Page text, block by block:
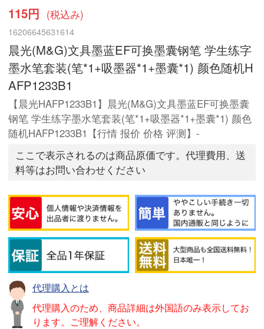
115円 (税込み)
16206645631614
晨光(M&G)文具墨蓝EF可换墨囊钢笔 学生练字
墨水笔套装(笔*1+吸墨器*1+墨囊*1) 颜色随机H
AFP1233B1
【晨光HAFP1233B1】晨光(M&G)文具墨蓝EF可换墨囊
钢笔 学生练字墨水笔套装(笔*1+吸墨器*1+墨囊*1) 颜色
随机HAFP1233B1【行情 报价 价格 评测】-
ここで表示されるのは商品原価です。代理費用、送
料等はお問い合わせください
代理購入とは
代理購入のため、商品詳細は外国語のみ表示してお
ります。ご理解ください。